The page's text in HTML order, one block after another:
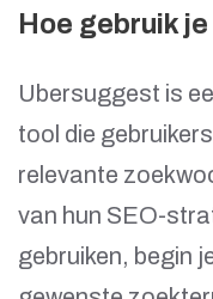
Hoe gebruik
Ubersuggest is
tool die
relevante
van hun SEO-
gebruiken, begin